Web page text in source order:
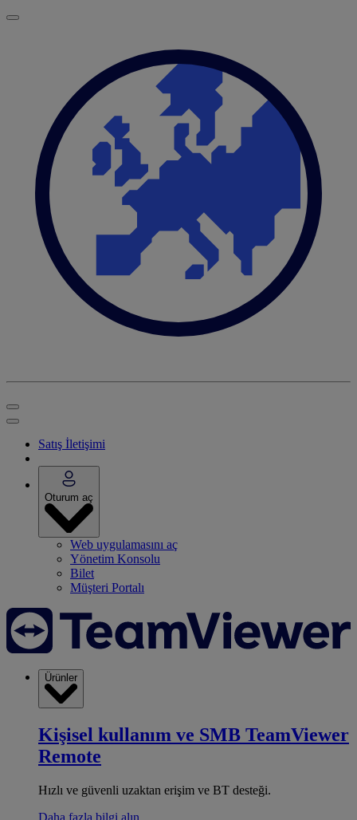
Satış İletişimi
Oturum aç
Web uygulamasını aç
Yönetim Konsolu
Bilet
Müşteri Portalı
Ürünler
Kişisel kullanım ve SMB TeamViewer
Remote
Hızlı ve güvenli uzaktan erişim ve BT desteği.
Daha fazla bilgi alın